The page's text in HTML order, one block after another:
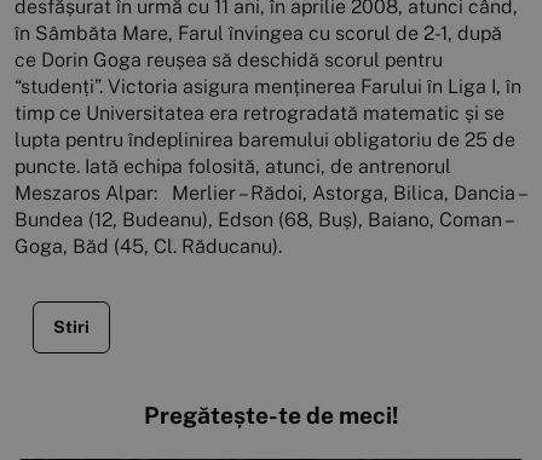
desfășurat în urmă cu 11 ani, în aprilie 2008, atunci când,
în Sâmbăta Mare, Farul învingea cu scorul de 2-1, după
ce Dorin Goga reușea să deschidă scorul pentru
“studenți”. Victoria asigura menținerea Farului în Liga I, în
timp ce Universitatea era retrogradată matematic și se
lupta pentru îndeplinirea baremului obligatoriu de 25 de
puncte. Iată echipa folosită, atunci, de antrenorul
Meszaros Alpar: Merlier – Rădoi, Astorga, Bilica, Dancia –
Bundea (12, Budeanu), Edson (68, Buș), Baiano, Coman –
Goga, Băd (45, Cl. Răducanu).
Stiri
Pregătește-te de meci!